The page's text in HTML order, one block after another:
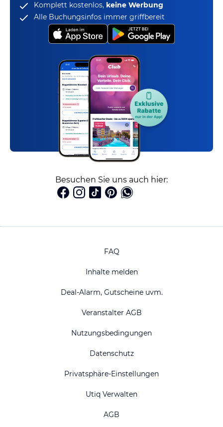
Komplett kostenlos, keine Werbung
Alle Buchungsinfos immer griffbereit
Besuchen Sie uns auch hier:
FAQ
Inhalte melden
Deal-Alarm, Gutscheine uvm.
Veranstalter AGB
Nutzungsbedingungen
Datenschutz
Privatsphäre-Einstellungen
Utiq Verwalten
AGB